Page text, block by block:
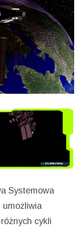
Systemowa
umożliwia
cykli